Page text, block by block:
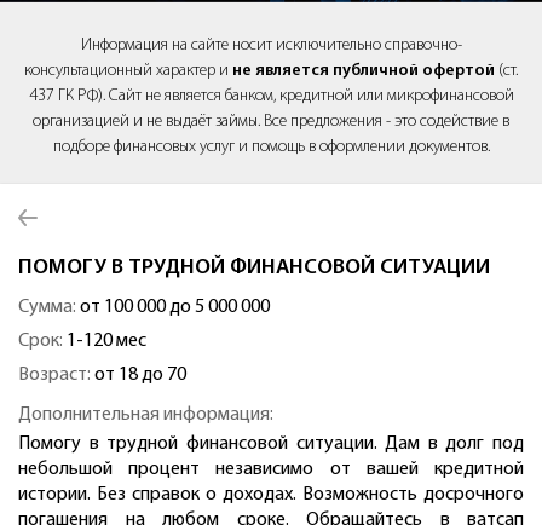
Информация на сайте носит исключительно справочно-
консультационный характер и не является публичной офертой (ст.
437 ГК РФ). Сайт не является банком, кредитной или микрофинансовой
организацией и не выдаёт займы. Все предложения - это содействие в
подборе финансовых услуг и помощь в оформлении документов.
ПОМОГУ В ТРУДНОЙ ФИНАНСОВОЙ СИТУАЦИИ
Сумма: от 100 000 до 5 000 000
Срок: 1-120 мес
Возраст: от 18 до 70
Дополнительная информация:
Помогу в трудной финансовой ситуации. Дам в долг под
небольшой процент независимо от вашей кредитной
истории. Без справок о доходах. Возможность досрочного
погашения на любом сроке. Обращайтесь в ватсап